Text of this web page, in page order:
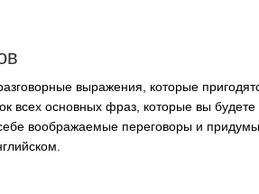
выражения, которые
всех основных фраз, которые вы будете
воображаемые переговоры и